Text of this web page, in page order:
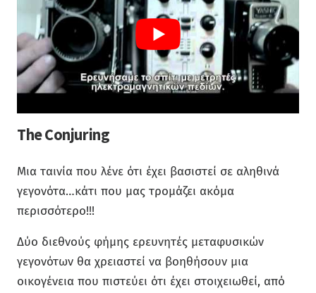
The Conjuring
Μια ταινία που λένε ότι έχει βασιστεί σε αληθινά
γεγονότα…κάτι που μας τρομάζει ακόμα
περισσότερο!!!
Δύο διεθνούς φήμης ερευνητές μεταφυσικών
γεγονότων θα χρειαστεί να βοηθήσουν μια
οικογένεια που πιστεύει ότι έχει στοιχειωθεί, από